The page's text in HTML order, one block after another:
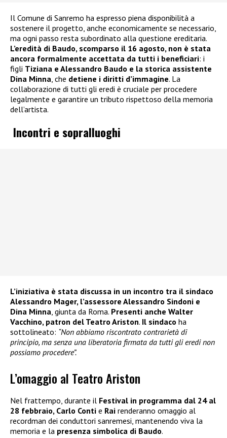
Il Comune di Sanremo ha espresso piena disponibilità a
sostenere il progetto, anche economicamente se necessario,
ma ogni passo resta subordinato alla questione ereditaria.
L’eredità di Baudo, scomparso il 16 agosto, non è stata
ancora formalmente accettata da tutti i beneficiari: i
figli Tiziana e Alessandro Baudo e la storica assistente
Dina Minna , che detiene i diritti d’immagine. La
collaborazione di tutti gli eredi è cruciale per procedere
legalmente e garantire un tributo rispettoso della memoria
dell’artista.
Incontri e sopralluoghi
L’iniziativa è stata discussa in un incontro tra il sindaco
Alessandro Mager, l’assessore Alessandro Sindoni e
Dina Minna, giunta da Roma. Presenti anche Walter
Vacchino, patron del Teatro Ariston. Il sindaco ha
sottolineato: “Non abbiamo riscontrato contrarietà di
principio, ma senza una liberatoria firmata da tutti gli eredi non
possiamo procedere”.
L’omaggio al Teatro Ariston
Nel frattempo, durante il Festival in programma dal 24 al
28 febbraio, Carlo Conti e Rai renderanno omaggio al
recordman dei conduttori sanremesi, mantenendo viva la
memoria e la presenza simbolica di Baudo.